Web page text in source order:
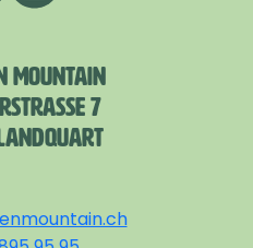
MOUNTAIN
7